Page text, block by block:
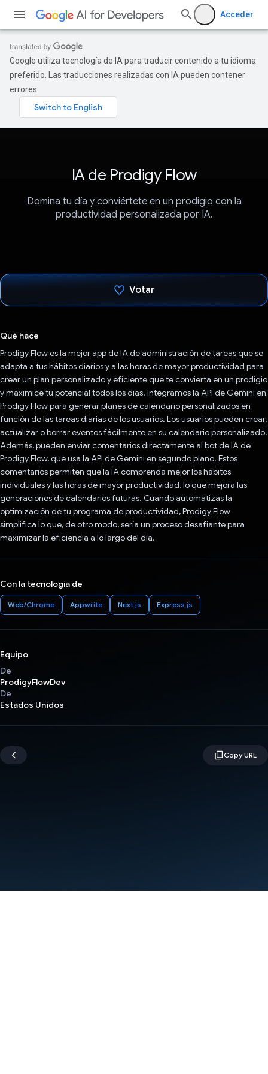
Acceder
Google utiliza tecnología de IA para traducir contenido a tu idioma
preferido. Las traducciones realizadas con IA pueden contener
errores.
IA de Prodigy Flow
Domina tu día y conviértete en un prodigio con la
productividad personalizada por IA.
Votar
Qué hace
Prodigy Flow es la mejor app de IA de administración de tareas que se
adapta a tus hábitos diarios y a las horas de mayor productividad para
crear un plan personalizado y eficiente que te convierta en un prodigio
y maximice tu potencial todos los días. Integramos la API de Gemini en
Prodigy Flow para generar planes de calendario personalizados en
función de las tareas diarias de los usuarios. Los usuarios pueden crear,
actualizar o borrar eventos fácilmente en su calendario personalizado.
Además, pueden enviar comentarios directamente al bot de IA de
Prodigy Flow, que usa la API de Gemini en segundo plano. Estos
comentarios permiten que la IA comprenda mejor los hábitos
individuales y las horas de mayor productividad, lo que mejora las
generaciones de calendarios futuras. Cuando automatizas la
optimización de tu programa de productividad, Prodigy Flow
simplifica lo que, de otro modo, sería un proceso desafiante para
maximizar la eficiencia a lo largo del día.
Con la tecnología de
Web/Chrome Appwrite Next.js Express.js
Equipo
De
ProdigyFlowDev
De
Estados Unidos